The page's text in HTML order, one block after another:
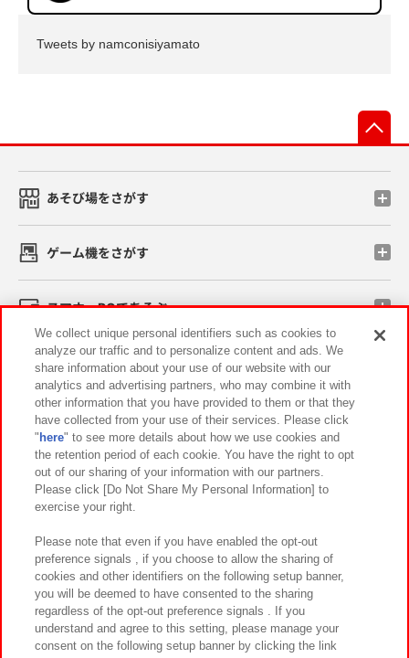
Tweets by namconisiyamato
あそび場をさがす
ゲーム機をさがす
スマホ・PCであそぶ
イベント・キャンペーン
関連会社 サステナビリティ サイトポリシー
プライバシーポリシー ウェブアクセシビリティ方針と検証結果
お取引先さまとともに
カスタマーハラスメント対応方針 よくあるご質問・お問い合わせ
We collect unique personal identifiers such as cookies to
analyze our traffic and to personalize content and ads. We
share information about your use of our website with our
analytics and advertising partners, who may combine it with
other information that you have provided to them or that they
have collected from your use of their services. Please click
" here" to see more details about how we use cookies and
the retention period of each cookie. You have the right to opt
out of our sharing of your information with our partners.
Please click [Do Not Share My Personal Information] to
exercise your right.
Please note that even if you have enabled the opt-out
preference signals , if you choose to allow the sharing of
cookies and other identifiers on the following setup banner,
you will be deemed to have consented to the sharing
regardless of the opt-out preference signals . If you
understand and agree to this setting, please manage your
consent on the following setup banner by clicking the link